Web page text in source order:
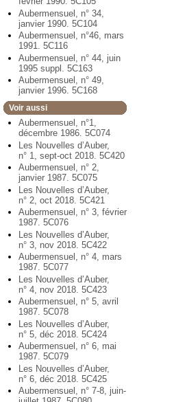
Aubermensuel, n° 34,
janvier 1990. 5C104
Aubermensuel, n°46, mars
1991. 5C116
Aubermensuel, n° 44, juin
1995 suppl. 5C163
Aubermensuel, n° 49,
janvier 1996. 5C168
Voir aussi
Aubermensuel, n°1,
décembre 1986. 5C074
Les Nouvelles d’Auber,
n° 1, sept-oct 2018. 5C420
Aubermensuel, n° 2,
janvier 1987. 5C075
Les Nouvelles d’Auber,
n° 2, oct 2018. 5C421
Aubermensuel, n° 3, février
1987. 5C076
Les Nouvelles d’Auber,
n° 3, nov 2018. 5C422
Aubermensuel, n° 4, mars
1987. 5C077
Les Nouvelles d’Auber,
n° 4, nov 2018. 5C423
Aubermensuel, n° 5, avril
1987. 5C078
Les Nouvelles d’Auber,
n° 5, déc 2018. 5C424
Aubermensuel, n° 6, mai
1987. 5C079
Les Nouvelles d’Auber,
n° 6, déc 2018. 5C425
Aubermensuel, n° 7-8, juin-